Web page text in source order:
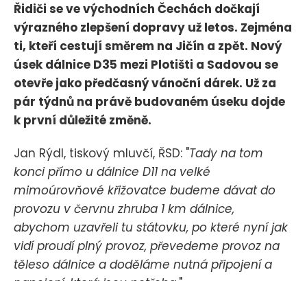
Řidiči se ve východních Čechách dočkají
výrazného zlepšení dopravy už letos. Zejména
ti, kteří cestují směrem na Jičín a zpět. Nový
úsek dálnice D35 mezi Plotišti a Sadovou se
otevře jako předčasný vánoční dárek. Už za
pár týdnů na právě budovaném úseku dojde
k první důležité změně.
Jan Rýdl, tiskový mluvčí, ŘSD: "Tady na tom
konci přímo u dálnice D11 na velké
mimoúrovňové křižovatce budeme dávat do
provozu v červnu zhruba 1 km dálnice,
abychom uzavřeli tu státovku, po které nyní jak
vidí proudí plný provoz, převedeme provoz na
těleso dálnice a doděláme nutná připojení a